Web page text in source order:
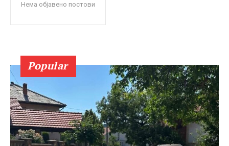
Нема објавено постови
Popular